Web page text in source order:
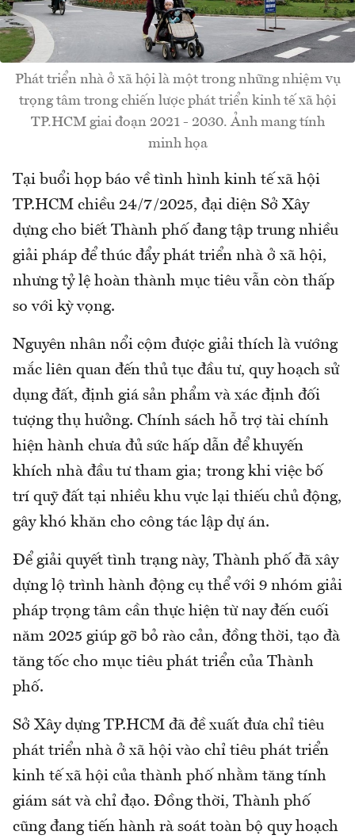
Phát triển nhà ở xã hội là một trong những nhiệm vụ
trọng tâm trong chiến lược phát triển kinh tế xã hội
TP.HCM giai đoạn 2021 - 2030. Ảnh mang tính
minh họa
Tại buổi họp báo về tình hình kinh tế xã hội
TP.HCM chiều 24/7/2025, đại diện Sở Xây
dựng cho biết Thành phố đang tập trung nhiều
giải pháp để thúc đẩy phát triển nhà ở xã hội,
nhưng tỷ lệ hoàn thành mục tiêu vẫn còn thấp
so với kỳ vọng.
Nguyên nhân nổi cộm được giải thích là vướng
mắc liên quan đến thủ tục đầu tư, quy hoạch sử
dụng đất, định giá sản phẩm và xác định đối
tượng thụ hưởng. Chính sách hỗ trợ tài chính
hiện hành chưa đủ sức hấp dẫn để khuyến
khích nhà đầu tư tham gia; trong khi việc bố
trí quỹ đất tại nhiều khu vực lại thiếu chủ động,
gây khó khăn cho công tác lập dự án.
Để giải quyết tình trạng này, Thành phố đã xây
dựng lộ trình hành động cụ thể với 9 nhóm giải
pháp trọng tâm cần thực hiện từ nay đến cuối
năm 2025 giúp gỡ bỏ rào cản, đồng thời, tạo đà
tăng tốc cho mục tiêu phát triển của Thành
phố.
Sở Xây dựng TP.HCM đã đề xuất đưa chỉ tiêu
phát triển nhà ở xã hội vào chỉ tiêu phát triển
kinh tế xã hội của thành phố nhằm tăng tính
giám sát và chỉ đạo. Đồng thời, Thành phố
cũng đang tiến hành rà soát toàn bộ quy hoạch